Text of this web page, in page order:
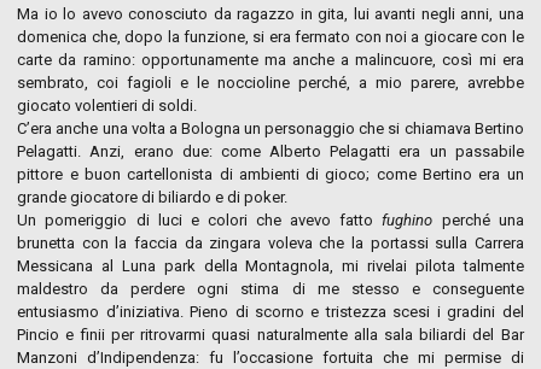
Ma io lo avevo conosciuto da ragazzo in gita, lui avanti negli anni, una
domenica che, dopo la funzione, si era fermato con noi a giocare con le
carte da ramino: opportunamente ma anche a malincuore, così mi era
sembrato, coi fagioli e le noccioline perché, a mio parere, avrebbe
giocato volentieri di soldi.
C’era anche una volta a Bologna un personaggio che si chiamava Bertino
Pelagatti. Anzi, erano due: come Alberto Pelagatti era un passabile
pittore e buon cartellonista di ambienti di gioco; come Bertino era un
grande giocatore di biliardo e di poker.
Un pomeriggio di luci e colori che avevo fattofughino perché una
brunetta con la faccia da zingara voleva che la portassi sulla Carrera
Messicana al Luna park della Montagnola, mi rivelai pilota talmente
maldestro da perdere ogni stima di me stesso e conseguente
entusiasmo d’iniziativa. Pieno di scorno e tristezza scesi i gradini del
Pincio e finii per ritrovarmi quasi naturalmente alla sala biliardi del Bar
Manzoni d’Indipendenza: fu l’occasione fortuita che mi permise di